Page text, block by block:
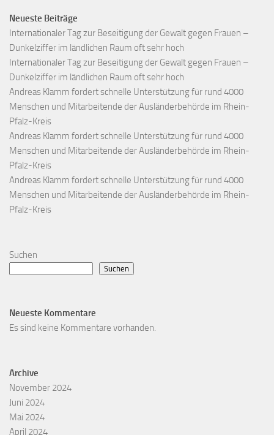
Neueste Beiträge
Internationaler Tag zur Beseitigung der Gewalt gegen Frauen –
Dunkelziffer im ländlichen Raum oft sehr hoch
Internationaler Tag zur Beseitigung der Gewalt gegen Frauen –
Dunkelziffer im ländlichen Raum oft sehr hoch
Andreas Klamm fordert schnelle Unterstützung für rund 4000
Menschen und Mitarbeitende der Ausländerbehörde im Rhein-
Pfalz-Kreis
Andreas Klamm fordert schnelle Unterstützung für rund 4000
Menschen und Mitarbeitende der Ausländerbehörde im Rhein-
Pfalz-Kreis
Andreas Klamm fordert schnelle Unterstützung für rund 4000
Menschen und Mitarbeitende der Ausländerbehörde im Rhein-
Pfalz-Kreis
Suchen
Suchen
Neueste Kommentare
Es sind keine Kommentare vorhanden.
Archive
November 2024
Juni 2024
Mai 2024
April 2024